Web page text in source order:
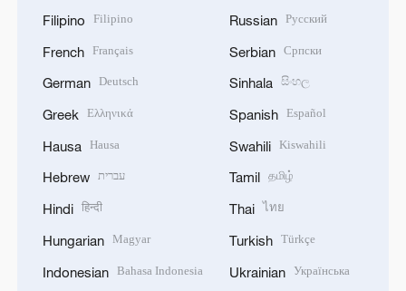
Filipino Filipino
French Français
German Deutsch
Greek Ελληνικά
Hausa Hausa
Hebrew עברית
Hindi हिन्दी
Hungarian Magyar
Indonesian Bahasa Indonesia
Russian Русский
Serbian Српски
Sinhala සිංහල
Spanish Español
Swahili Kiswahili
Tamil தமிழ்
Thai ไทย
Turkish Türkçe
Ukrainian Українська